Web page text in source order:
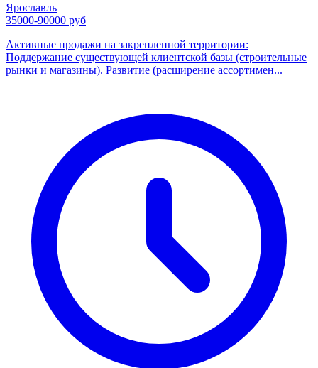
Ярославль
35000-90000 руб
Активные продажи на закрепленной территории:
Поддержание существующей клиентской базы (строительные
рынки и магазины). Развитие (расширение ассортимен...